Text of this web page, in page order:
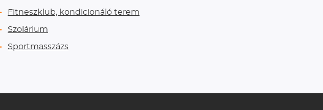
Fitneszklub, kondicionáló terem
Szolárium
Sportmasszázs